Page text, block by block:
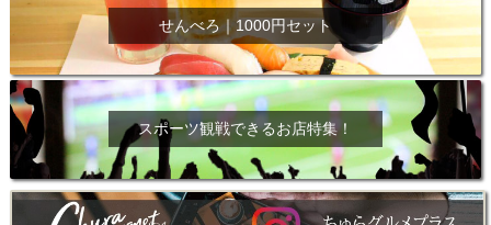
せんべろ｜1000円セット
スポーツ観戦できるお店特集！